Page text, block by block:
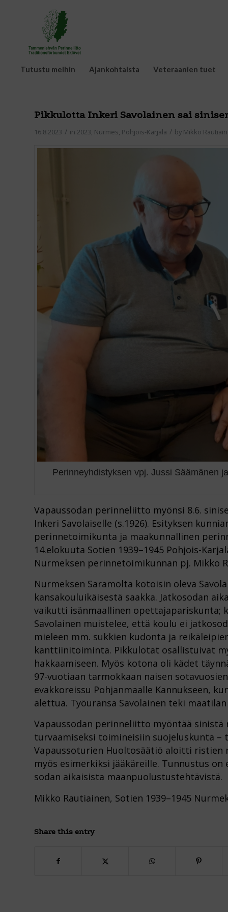
Tutustu meihin Ajankohtaista Veteraanien tuet
Pikkulotta Inkeri Savolainen sai
16.8.2023 / in 2023, Nurmes, Pohjois-Karjala / by Mikko
Perinneyhdistyksen vpj. Jussi Säämänen
Vapaussodan perinneliitto myönsi 8.6.
Inkeri Savolaiselle (s.1926). Esityksen
perinnetoimikunta ja maakunnallinen
14.elokuuta Sotien 1939–1945 Pohjois-
Nurmeksen perinnetoimikunnan pj. Mikko
Nurmeksen Saramolta kotoisin oleva
kansakouluikäisestä saakka. Jatkosodan
vaikutti isänmaallinen opettajapariskunta;
Savolainen muistelee, että koulu ei
mieleen mm. sukkien kudonta ja
kanttiinitoiminta. Pikkulotat osallistuivat
hakkaamiseen. Myös kotona oli kädet
97-vuotiaan tarmokkaan naisen
evakkoreissu Pohjanmaalle Kannukseen,
alettua. Työuransa Savolainen teki
Vapaussodan perinneliitto myöntää sinistä
turvaamiseksi toimineisiin suojeluskunta
Vapaussoturien Huoltosäätiö aloitti ristien
myös esimerkiksi jääkäreille. Tunnustus
sodan aikaisista maanpuolustustehtävistä.
Mikko Rautiainen, Sotien 1939–1945
Share this entry